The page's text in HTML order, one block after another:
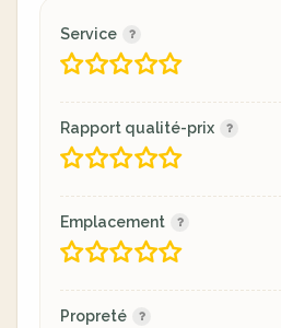
Service
Rapport qualité-prix
Emplacement
Propreté